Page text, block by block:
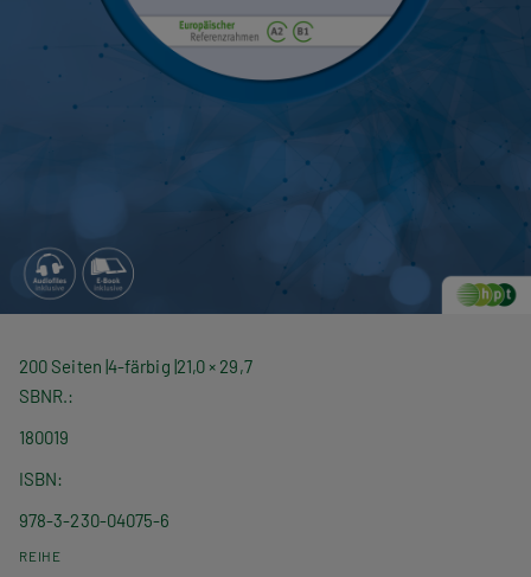
200 Seiten 4-färbig 21,0 × 29,7
SBNR.
180019
ISBN
978-3-230-04075-6
REIHE